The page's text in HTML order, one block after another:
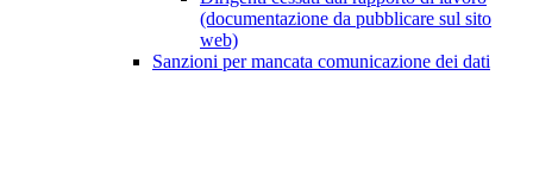
(documentazione da pubblicare sul sito
web)
Sanzioni per mancata comunicazione dei dati